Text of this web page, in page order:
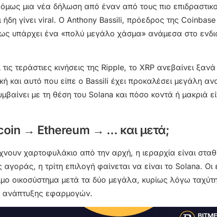
μια νέα δήλωση από έναν από τους πιο
γίνει viral. Ο Anthony Bassili, πρόεδρος της
υπάρχει ένα «πολύ μεγάλο χάσμα» ανάμεσα στο
τεράστιες κινήσεις της Ripple, το XRP ανεβαίνει
και αυτό που είπε ο Bassili έχει προκαλέσει μεγάλη
με τη θέση του Solana και πόσο κοντά ή μακριά
→ Ethereum → … και μετά;
χαρτοφυλάκιο από την αρχή, η ιεραρχία είναι
η τρίτη επιλογή φαίνεται να είναι το Solana. Οι
οικοσύστημα μετά τα δύο μεγάλα, κυρίως λόγω
ανάπτυξης εφαρμογών.